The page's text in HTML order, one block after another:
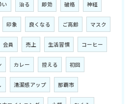
い 治る 即効 破格 神経
印象 良くなる ご高齢 マスク
会員 売上 生活習慣 コーヒー
カレー 控える 初回
清潔感アップ 那覇市